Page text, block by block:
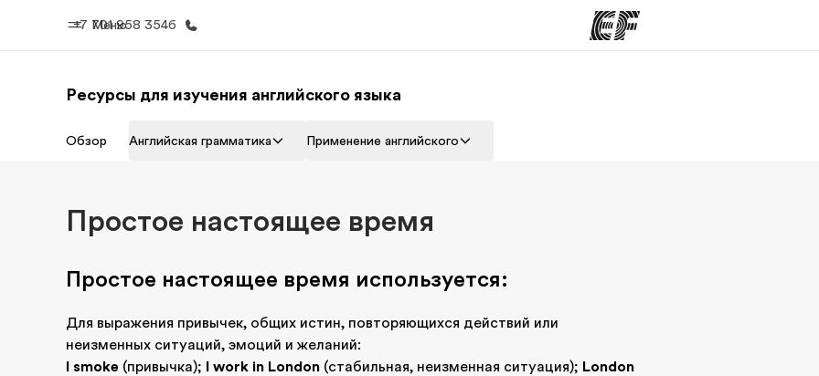
Меню
+7 701 958 3546
Главная Программы
Ресурсы для изучения английского языка
Обзор Aнглийскaя грамматикa Применение английского
Простое настоящее время
Простое настоящее время используется:
Для выражения привычек, общих истин, повторяющихся действий или
неизменных ситуаций, эмоций и желаний:
I smoke (привычка); I work in London (стабильная, неизменная ситуация); London